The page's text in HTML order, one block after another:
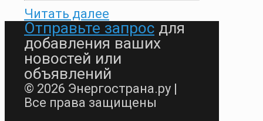
Читать далее
Отправьте запрос для
добавления ваших
новостей или
объявлений
© 2026 Энергострана.ру |
Все права защищены